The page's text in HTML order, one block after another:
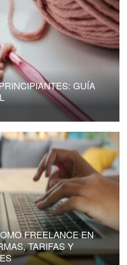
GUÍA
FREELANCE EN
TARIFAS Y